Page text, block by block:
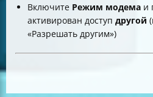
Включите Режим модема и
активирован доступ другой
«Разрешать другим»)